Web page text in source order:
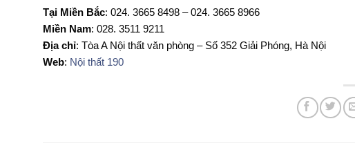
Tại Miền Bắc: 024. 3665 8498 – 024. 3665 8966
Miền Nam: 028. 3511 9211
Địa chỉ: Tòa A Nội thất văn phòng – Số 352 Giải Phóng, Hà Nội
Web: Nội thất 190